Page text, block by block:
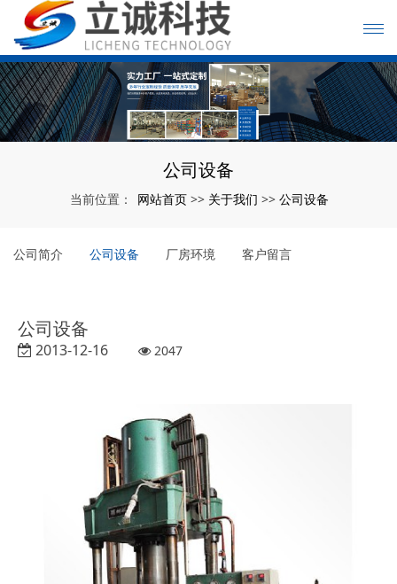
公司设备
当前位置： 网站首页 >> 关于我们 >> 公司设备
公司简介 公司设备 厂房环境 客户留言
公司设备
2013-12-16 2047